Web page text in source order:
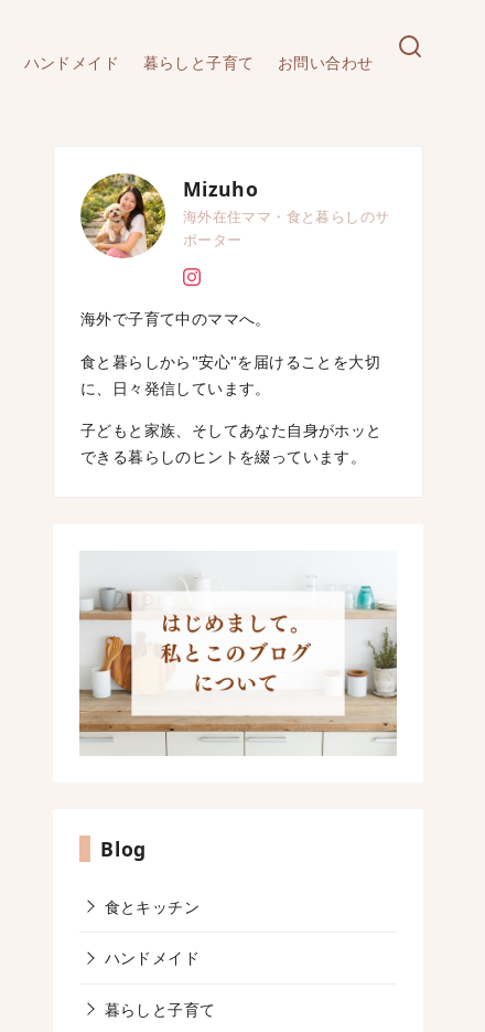
ハンドメイド 暮らしと子育て お問い合わせ
Mizuho
海外在住ママ・食と暮らしのサ
ポーター
海外で子育て中のママへ。
食と暮らしから"安心"を届けることを大切
に、日々発信しています。
子どもと家族、そしてあなた自身がホッと
できる暮らしのヒントを綴っています。
Blog
食とキッチン
ハンドメイド
暮らしと子育て